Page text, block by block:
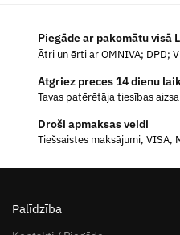
Piegāde ar pakomātu visā
Ātri un ērti ar OMNIVA; DPD;
Atgriez preces 14 dienu
Tavas patērētāja tiesības
Droši apmaksas veidi
Tiešsaistes maksājumi, VISA,
Palīdzība